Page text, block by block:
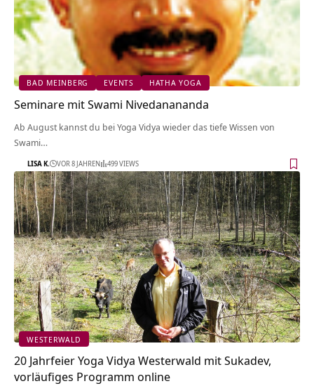
BAD MEINBERG EVENTS HATHA YOGA
Seminare mit Swami Nivedanananda
Ab August kannst du bei Yoga Vidya wieder das tiefe Wissen von
Swami…
LISA K. VOR 8 JAHREN 499 VIEWS
WESTERWALD
20 Jahrfeier Yoga Vidya Westerwald mit Sukadev,
vorläufiges Programm online